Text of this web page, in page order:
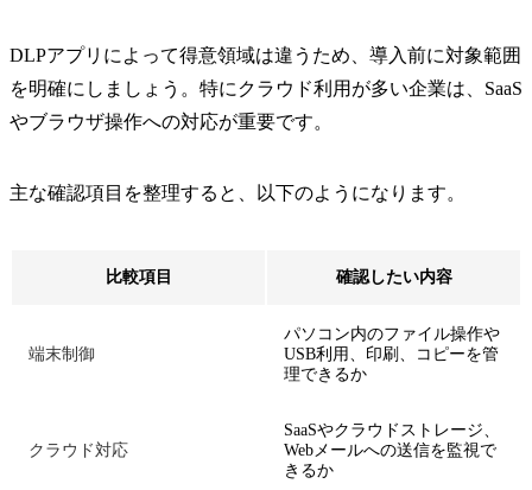
DLPアプリによって得意領域は違うため、導入前に対象範囲
を明確にしましょう。特にクラウド利用が多い企業は、SaaS
やブラウザ操作への対応が重要です。
主な確認項目を整理すると、以下のようになります。
比較項目 確認したい内容
端末制御
パソコン内のファイル操作や
USB利用、印刷、コピーを管
理できるか
クラウド対応
SaaSやクラウドストレージ、
Webメールへの送信を監視で
きるか